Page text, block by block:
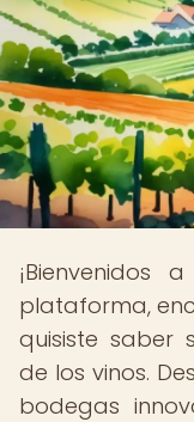
¡Bienvenidos a
plataforma,
quisiste saber
de los vinos.
bodegas